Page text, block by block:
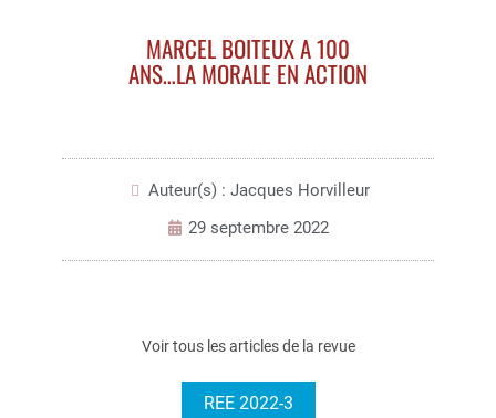
MARCEL BOITEUX A 100
ANS…LA MORALE EN ACTION
Auteur(s) : Jacques Horvilleur
29 septembre 2022
Voir tous les articles de la revue
REE 2022-3